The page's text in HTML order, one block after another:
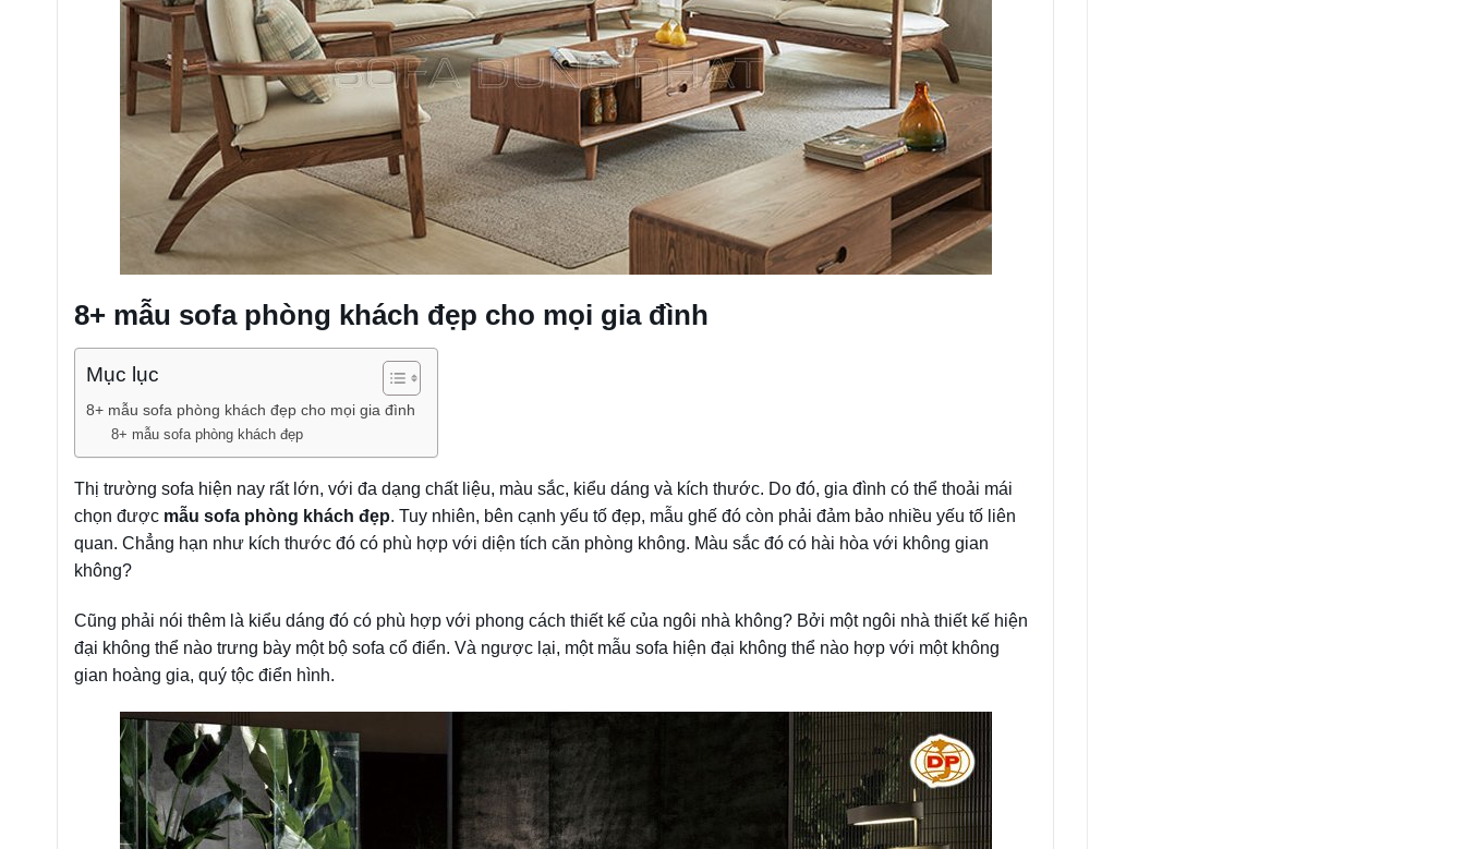
8+ mẫu sofa phòng khách đẹp cho mọi gia đình
Mục lục
8+ mẫu sofa phòng khách đẹp cho mọi gia đình
8+ mẫu sofa phòng khách đẹp
Thị trường sofa hiện nay rất lớn, với đa dạng chất liệu, màu sắc, kiểu dáng và kích thước. Do đó, gia đình có thể thoải mái
chọn được mẫu sofa phòng khách đẹp. Tuy nhiên, bên cạnh yếu tố đẹp, mẫu ghế đó còn phải đảm bảo nhiều yếu tố liên
quan. Chẳng hạn như kích thước đó có phù hợp với diện tích căn phòng không. Màu sắc đó có hài hòa với không gian
không?
Cũng phải nói thêm là kiểu dáng đó có phù hợp với phong cách thiết kế của ngôi nhà không? Bởi một ngôi nhà thiết kế hiện
đại không thể nào trưng bày một bộ sofa cổ điển. Và ngược lại, một mẫu sofa hiện đại không thể nào hợp với một không
gian hoàng gia, quý tộc điển hình.